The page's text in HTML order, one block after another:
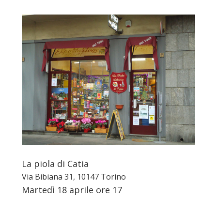
La piola di Catia
Via Bibiana 31, 10147 Torino
Martedì 18 aprile ore 17